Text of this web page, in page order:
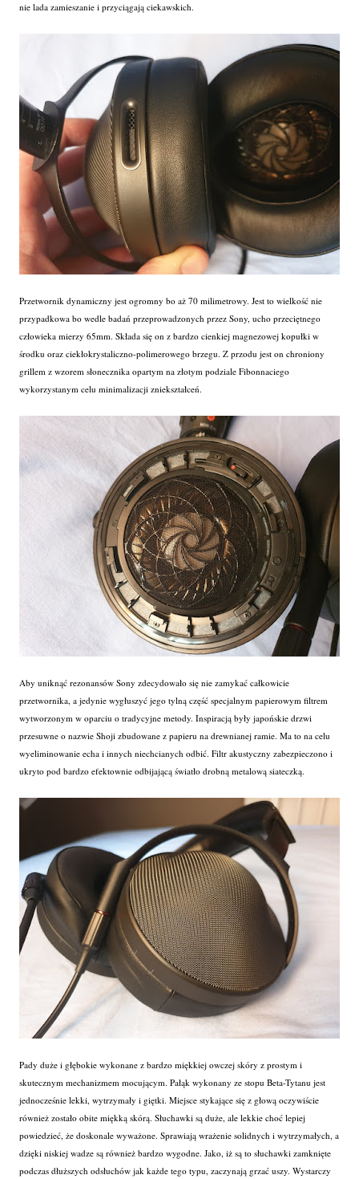
nie lada zamieszanie i przyciągają ciekawskich.
Przetwornik dynamiczny jest ogromny bo aż 70 milimetrowy. Jest to wielkość nie
przypadkowa bo wedle badań przeprowadzonych przez Sony, ucho przeciętnego
człowieka mierzy 65mm. Składa się on z bardzo cienkiej magnezowej kopułki w
środku oraz ciekłokrystaliczno-polimerowego brzegu. Z przodu jest on chroniony
grillem z wzorem słonecznika opartym na złotym podziale Fibonnaciego
wykorzystanym celu minimalizacji zniekształceń.
Aby uniknąć rezonansów Sony zdecydowało się nie zamykać całkowicie
przetwornika, a jedynie wygłuszyć jego tylną część specjalnym papierowym filtrem
wytworzonym w oparciu o tradycyjne metody. Inspiracją były japońskie drzwi
przesuwne o nazwie Shoji zbudowane z papieru na drewnianej ramie. Ma to na celu
wyeliminowanie echa i innych niechcianych odbić. Filtr akustyczny zabezpieczono i
ukryto pod bardzo efektownie odbijającą światło drobną metalową siateczką.
Pady duże i głębokie wykonane z bardzo miękkiej owczej skóry z prostym i
skutecznym mechanizmem mocującym. Pałąk wykonany ze stopu Beta-Tytanu jest
jednocześnie lekki, wytrzymały i giętki. Miejsce stykające się z głową oczywiście
również zostało obite miękką skórą. Słuchawki są duże, ale lekkie choć lepiej
powiedzieć, że doskonale wyważone. Sprawiają wrażenie solidnych i wytrzymałych, a
dzięki niskiej wadze są również bardzo wygodne. Jako, iż są to słuchawki zamknięte
podczas dłuższych odsłuchów jak każde tego typu, zaczynają grzać uszy. Wystarczy